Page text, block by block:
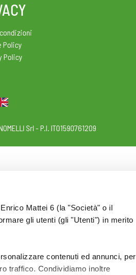
Mattei 6 (la "Società" o il
gli utenti (gli "Utenti") in merito
contenuti ed annunci, per
traffico. Condividiamo inoltre
Policy
Policy
Srl - P.I. IT01590761209